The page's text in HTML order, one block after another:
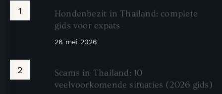
Hondenbezit in Thailand: complete
gids voor expats
26 mei 2026
Scams in Thailand: 10
veelvoorkomende situaties (2026 gids)